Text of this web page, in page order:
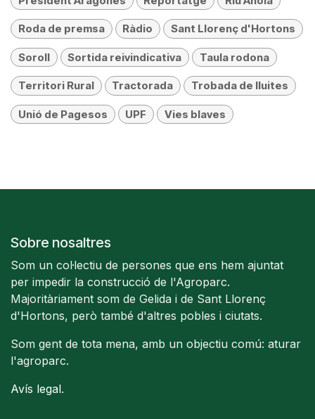
Roda de premsa Ràdio Sant Llorenç d'Hortons
Soroll Sortida reivindicativa Taula rodona
Territori Rural Tractorada Trobada de lluites
Unió de Pagesos UPF Vies blaves
Sobre nosaltres
Som un col·lectiu de persones que ens hem ajuntat
per impedir la construcció de l'Agroparc.
Majoritàriament som de Gelida i de Sant Llorenç
d'Hortons, però també d'altres pobles i ciutats.
Som gent de tota mena, amb un objectiu comú: aturar
l'agroparc.
Avís legal.